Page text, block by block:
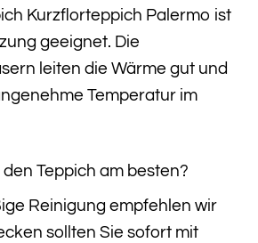
Kurzflorteppich Palermo ist
geeignet. Die
leiten die Wärme gut und
Temperatur im
Teppich am besten?
Reinigung empfehlen wir
sollten Sie sofort mit